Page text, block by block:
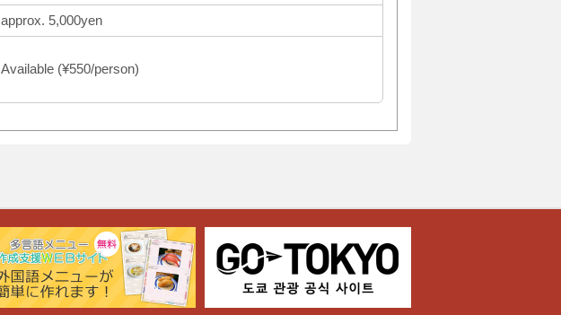
approx. 5,000yen
Available (¥550/person)